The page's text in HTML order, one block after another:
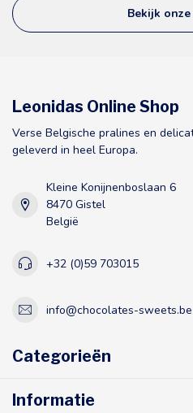
Bekijk
Leonidas Online Shop
Verse Belgische pralines en
geleverd in heel Europa.
Kleine Konijnenboslaan 6
8470 Gistel
België
+32 (0)59 703015
info@chocolates-sweets.be
Categorieën
Informatie